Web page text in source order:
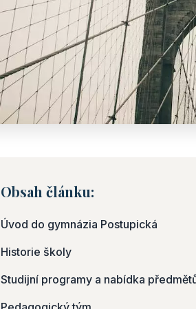
Obsah článku:
Úvod do gymnázia Postupická
Historie školy
Studijní programy a nabídka